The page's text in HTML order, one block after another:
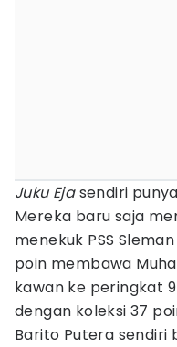
Juku Ejasendiri
Mereka baru saja
menekuk PSS
poin membawa
kawan ke peringkat
dengan koleksi 37
Barito Putera sendiri